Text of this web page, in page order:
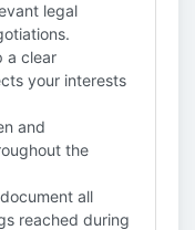
legal
a clear
your interests
and
the
all
reached during